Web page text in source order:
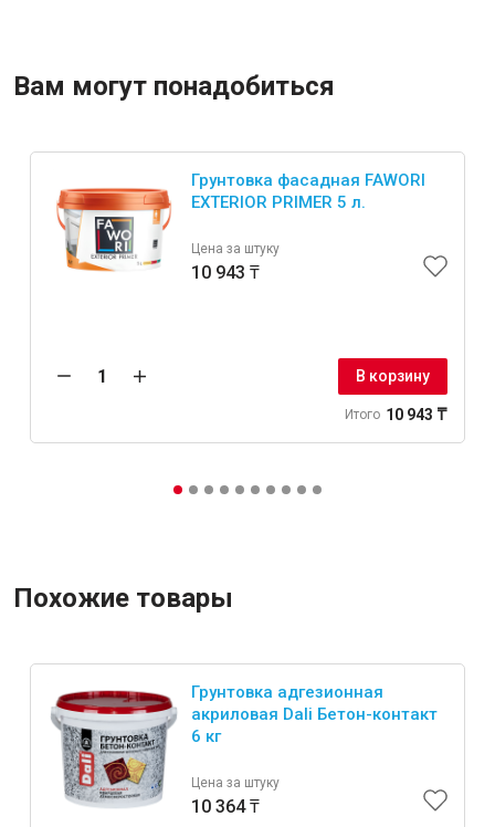
Вам могут понадобиться
Грунтовка фасадная FAWORI
EXTERIOR PRIMER 5 л.
Цена за штуку
10 943 ₸
В корзину
Итого 10 943 ₸
Похожие товары
Грунтовка адгезионная
акриловая Dali Бетон-контакт
6 кг
Цена за штуку
10 364 ₸